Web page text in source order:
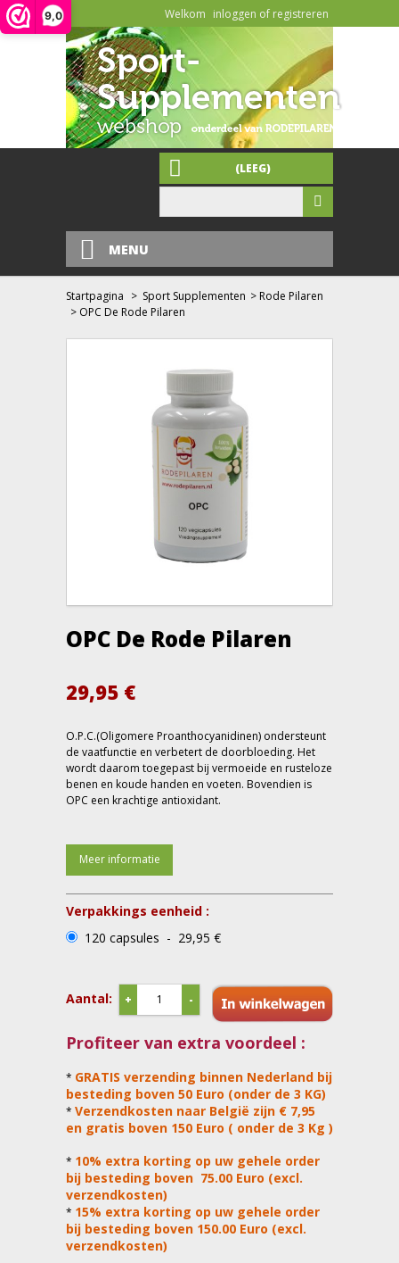
9,0 Welkom inloggen of registreren
(LEEG)
MENU
Startpagina > Sport Supplementen > Rode Pilaren
> OPC De Rode Pilaren
OPC De Rode Pilaren
29,95 €
O.P.C.(Oligomere Proanthocyanidinen) ondersteunt
de vaatfunctie en verbetert de doorbloeding. Het
wordt daarom toegepast bij vermoeide en rusteloze
benen en koude handen en voeten. Bovendien is
OPC een krachtige antioxidant.
Meer informatie
Verpakkings eenheid :
120 capsules - 29,95 €
Aantal: + -
Profiteer van extra voordeel :
* GRATIS verzending binnen Nederland bij
besteding boven 50 Euro (onder de 3 KG)
* Verzendkosten naar België zijn € 7,95
en gratis boven 150 Euro ( onder de 3 Kg )
* 10% extra korting op uw gehele order
bij besteding boven 75.00 Euro (excl.
verzendkosten)
* 15% extra korting op uw gehele order
bij besteding boven 150.00 Euro (excl.
verzendkosten)